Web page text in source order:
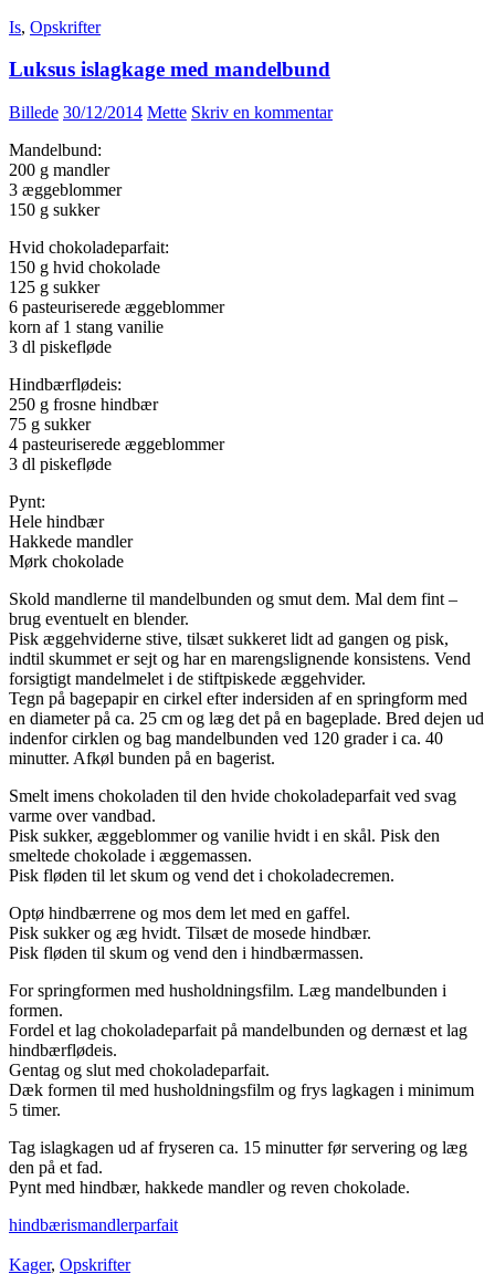
Is, Opskrifter
Luksus islagkage med mandelbund
Billede 30/12/2014 Mette Skriv en kommentar
Mandelbund:
200 g mandler
3 æggeblommer
150 g sukker
Hvid chokoladeparfait:
150 g hvid chokolade
125 g sukker
6 pasteuriserede æggeblommer
korn af 1 stang vanilie
3 dl piskefløde
Hindbærflødeis:
250 g frosne hindbær
75 g sukker
4 pasteuriserede æggeblommer
3 dl piskefløde
Pynt:
Hele hindbær
Hakkede mandler
Mørk chokolade
Skold mandlerne til mandelbunden og smut dem. Mal dem fint –
brug eventuelt en blender.
Pisk æggehviderne stive, tilsæt sukkeret lidt ad gangen og pisk,
indtil skummet er sejt og har en marengslignende konsistens. Vend
forsigtigt mandelmelet i de stiftpiskede æggehvider.
Tegn på bagepapir en cirkel efter indersiden af en springform med
en diameter på ca. 25 cm og læg det på en bageplade. Bred dejen ud
indenfor cirklen og bag mandelbunden ved 120 grader i ca. 40
minutter. Afkøl bunden på en bagerist.
Smelt imens chokoladen til den hvide chokoladeparfait ved svag
varme over vandbad.
Pisk sukker, æggeblommer og vanilie hvidt i en skål. Pisk den
smeltede chokolade i æggemassen.
Pisk fløden til let skum og vend det i chokoladecremen.
Optø hindbærrene og mos dem let med en gaffel.
Pisk sukker og æg hvidt. Tilsæt de mosede hindbær.
Pisk fløden til skum og vend den i hindbærmassen.
For springformen med husholdningsfilm. Læg mandelbunden i
formen.
Fordel et lag chokoladeparfait på mandelbunden og dernæst et lag
hindbærflødeis.
Gentag og slut med chokoladeparfait.
Dæk formen til med husholdningsfilm og frys lagkagen i minimum
5 timer.
Tag islagkagen ud af fryseren ca. 15 minutter før servering og læg
den på et fad.
Pynt med hindbær, hakkede mandler og reven chokolade.
hindbærismandlerparfait
Kager, Opskrifter